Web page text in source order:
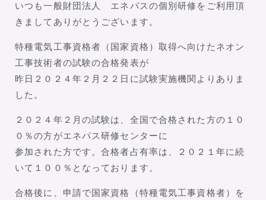
いつも一般財団法人 エネパスの個別研修をご利用頂
きましてありがとうございます。
特種電気工事資格者（国家資格）取得へ向けたネオン
工事技術者の試験の合格発表が
昨日２０２４年２月２２日に試験実施機関よりありま
した。
２０２４年２月の試験は、全国で合格された方の１０
０％の方がエネパス研修センターに
参加された方です。合格者占有率は、２０２１年に続
いて１００％となっております。
合格後に、申請で国家資格（特種電気工事資格者）を